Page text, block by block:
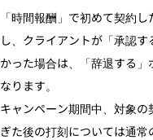
「時間報酬」で初めて契約
し、クライアントが「承認
かった場合は、「辞退する
なります。
キャンペーン期間中、対象
ぎた後の打刻については通常